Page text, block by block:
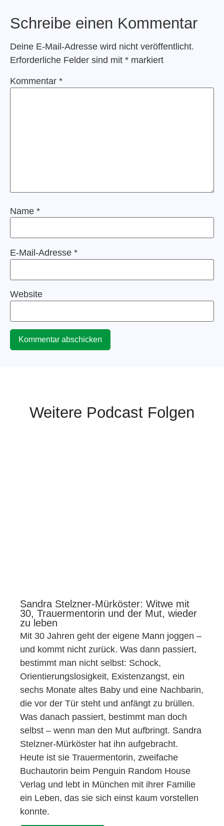
Schreibe einen Kommentar
Deine E-Mail-Adresse wird nicht veröffentlicht.
Erforderliche Felder sind mit * markiert
Kommentar *
Name *
E-Mail-Adresse *
Website
Weitere Podcast Folgen
Sandra Stelzner-Mürköster: Witwe mit
30, Trauermentorin und der Mut, wieder
zu leben
Mit 30 Jahren geht der eigene Mann joggen –
und kommt nicht zurück. Was dann passiert,
bestimmt man nicht selbst: Schock,
Orientierungslosigkeit, Existenzangst, ein
sechs Monate altes Baby und eine Nachbarin,
die vor der Tür steht und anfängt zu brüllen.
Was danach passiert, bestimmt man doch
selbst – wenn man den Mut aufbringt. Sandra
Stelzner-Mürköster hat ihn aufgebracht.
Heute ist sie Trauermentorin, zweifache
Buchautorin beim Penguin Random House
Verlag und lebt in München mit ihrer Familie
ein Leben, das sie sich einst kaum vorstellen
konnte.